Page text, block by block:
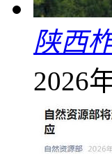
陕西
2026